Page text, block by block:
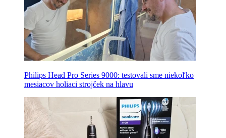
Philips Head Pro Series 9000: testovali sme niekoľko
mesiacov holiaci strojček na hlavu